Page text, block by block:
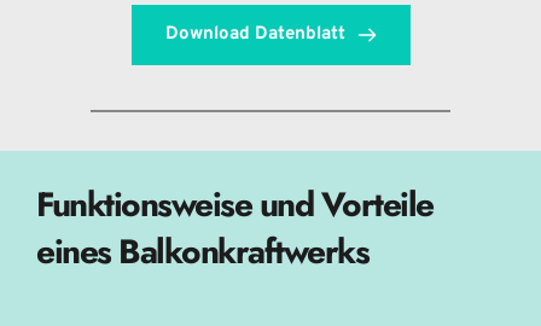
Download Datenblatt
Funktionsweise und Vorteile
eines Balkonkraftwerks